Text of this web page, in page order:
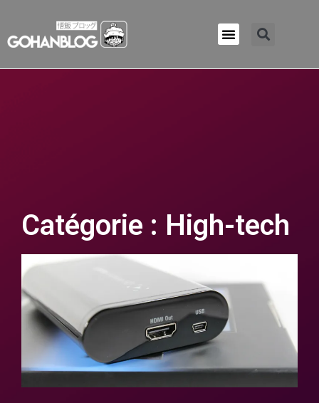
Catégorie : High-tech